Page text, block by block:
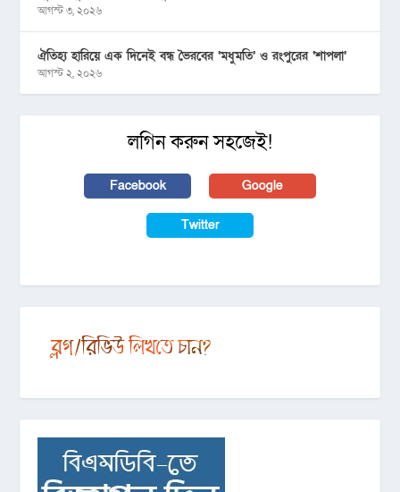
আগস্ট ৩, ২০২৬
ঐতিহ্য হারিয়ে এক দিনেই বন্ধ ভৈরবের ‘মধুমতি’ ও রংপুরের ‘শাপলা’
আগস্ট ২, ২০২৬
লগিন করুন সহজেই!
Facebook Google
Twitter